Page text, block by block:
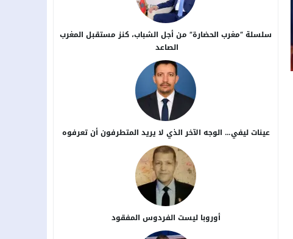
سلسلة “مغرب الحضارة” من أجل ​الشباب، كنز مستقبل المغرب
الصاعد
عينات ليفي… الوجه الآخر الذي لا يريد المتطرفون أن تعرفوه
أوروبا ليست الفردوس المفقود